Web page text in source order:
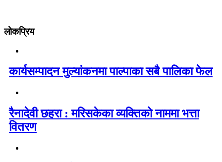
लोकप्रिय
कार्यसम्पादन मुल्यांकनमा पाल्पाका सबै पालिका फेल
रैनादेवी छहरा : मरिसकेका व्यक्तिको नाममा भत्ता
वितरण